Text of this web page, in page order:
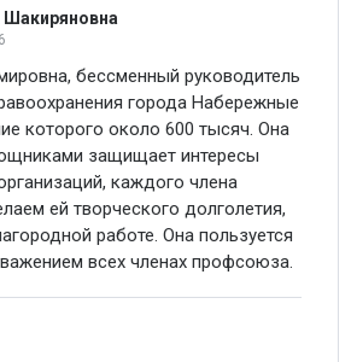
Шакиряновна
бессменный руководитель
города Набережные
которого около 600 тысяч. Она
защищает интересы
каждого члена
ей творческого долголетия,
работе. Она пользуется
всех членах профсоюза.